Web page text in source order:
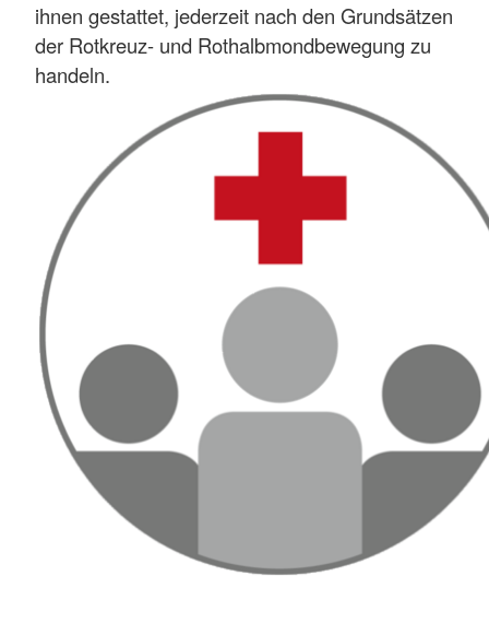
ihnen gestattet, jederzeit nach den Grundsätzen
der Rotkreuz- und Rothalbmondbewegung zu
handeln.